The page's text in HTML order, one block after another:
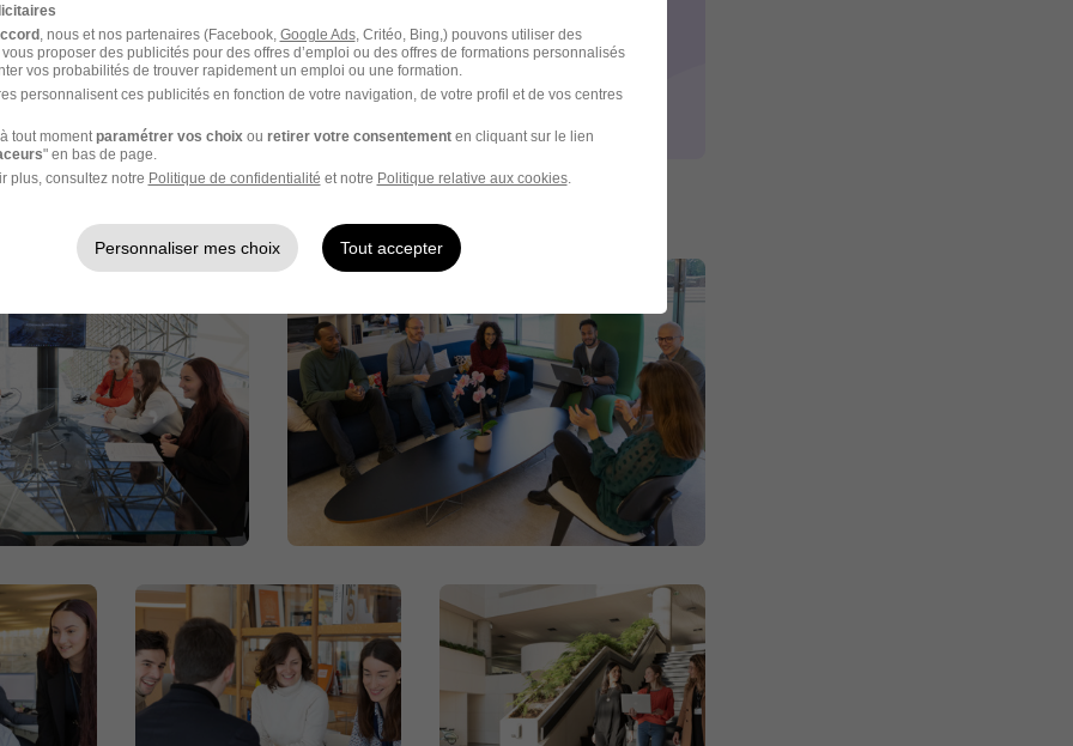
le manager
les équipes opérationnelles
, nous et nos partenaires (Facebook, Google Ads, Critéo, Bing,) pouvons utiliser des
proposer des publicités pour des offres d’emploi ou des offres de formations personnalisés
vos probabilités de trouver rapidement un emploi ou une formation.
personnalisent ces publicités en fonction de votre navigation, de votre profil et de vos centres
tout moment paramétrer vos choix ou retirer votre consentementen cliquant sur le lien
" en bas de page.
plus, consultez notre Politique de confidentialité et notre Politique relative aux cookies.
Personnaliser mes choix Tout accepter